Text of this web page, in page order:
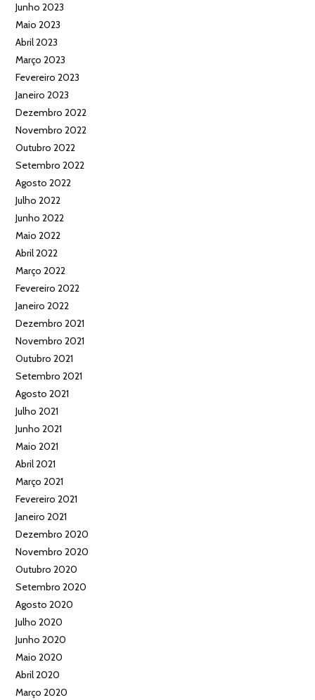
Junho 2023
Maio 2023
Abril 2023
Março 2023
Fevereiro 2023
Janeiro 2023
Dezembro 2022
Novembro 2022
Outubro 2022
Setembro 2022
Agosto 2022
Julho 2022
Junho 2022
Maio 2022
Abril 2022
Março 2022
Fevereiro 2022
Janeiro 2022
Dezembro 2021
Novembro 2021
Outubro 2021
Setembro 2021
Agosto 2021
Julho 2021
Junho 2021
Maio 2021
Abril 2021
Março 2021
Fevereiro 2021
Janeiro 2021
Dezembro 2020
Novembro 2020
Outubro 2020
Setembro 2020
Agosto 2020
Julho 2020
Junho 2020
Maio 2020
Abril 2020
Março 2020